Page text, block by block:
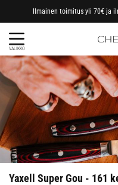
Ilmainen toimitus yli 70€ ja
VALIKKO
Yaxell Super Gou - 161